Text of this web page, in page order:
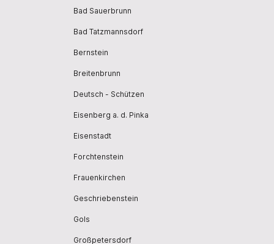
Bad Sauerbrunn
Bad Tatzmannsdorf
Bernstein
Breitenbrunn
Deutsch - Schützen
Eisenberg a. d. Pinka
Eisenstadt
Forchtenstein
Frauenkirchen
Geschriebenstein
Gols
Großpetersdorf